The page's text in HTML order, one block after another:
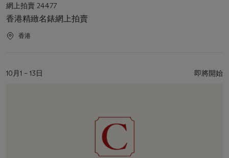
活
動
類
型
網上拍賣 24477
香港精緻名錶網上拍賣
活
香港
活
10月1 – 13日 即將開始